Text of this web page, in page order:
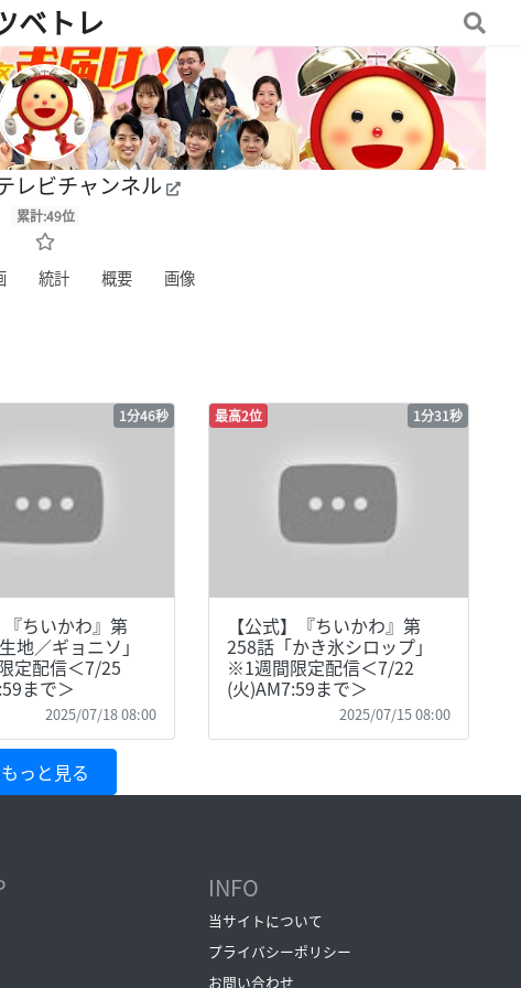
ベトレ
レビチャンネル
累計:49位
統計 概要 画像
1分46秒
『ちいかわ』第
地／ギョニソ」
定配信＜7/25
まで＞
2025/07/18 08:00
最高2位 1分31秒
【公式】『ちいかわ』第
258話「かき氷シロップ」
※1週間限定配信＜7/22
(火)AM7:59まで＞
2025/07/15 08:00
もっと見る
INFO
当サイトについて
プライバシーポリシー
お問い合わせ